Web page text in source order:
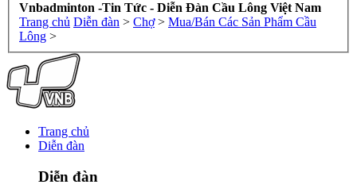
Vnbadminton -Tin Tức - Diễn Đàn Cầu Lông Việt Nam
Trang chủ Diễn đàn > Chợ > Mua/Bán Các Sản Phẩm Cầu
Lông >
Trang chủ
Diễn đàn
Diễn đàn